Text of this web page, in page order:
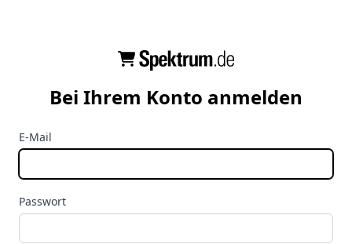
Bei Ihrem Konto anmelden
E-Mail
Passwort